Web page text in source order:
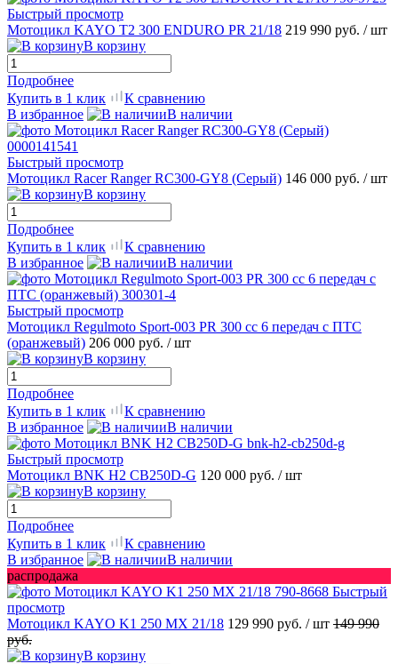
Быстрый просмотр
Мотоцикл KAYO T2 300 ENDURO PR 21/18 219 990 руб. / шт
В корзину
Подробнее
Купить в 1 клик
К сравнению
В избранное
В наличии
Быстрый просмотр
Мотоцикл Racer Ranger RC300-GY8 (Серый) 146 000 руб. / шт
В корзину
Подробнее
Купить в 1 клик
К сравнению
В избранное
В наличии
Быстрый просмотр
Мотоцикл Regulmoto Sport-003 PR 300 сс 6 передач с ПТС
(оранжевый) 206 000 руб. / шт
В корзину
Подробнее
Купить в 1 клик
К сравнению
В избранное
В наличии
Быстрый просмотр
Мотоцикл BNK H2 CB250D-G 120 000 руб. / шт
В корзину
Подробнее
Купить в 1 клик
К сравнению
В избранное
В наличии
распродажа
Быстрый
просмотр
Мотоцикл KAYO K1 250 MX 21/18 129 990 руб. / шт 149 990
руб.
В корзину